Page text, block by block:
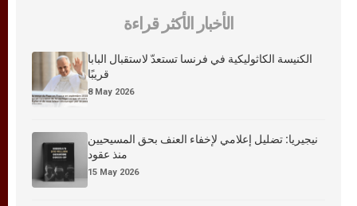
الأخبار الأكثر قراءة
الكنيسة الكاثوليكية في فرنسا تستعدّ لاستقبال البابا
قريبًا
8 May 2026
نيجيريا: تضليل إعلامي لإخفاء العنف بحق المسيحيين
منذ عقود
15 May 2026